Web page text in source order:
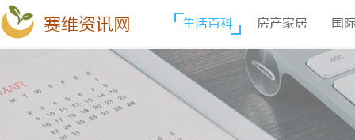
赛维资讯网 生活百科 房产家居 国